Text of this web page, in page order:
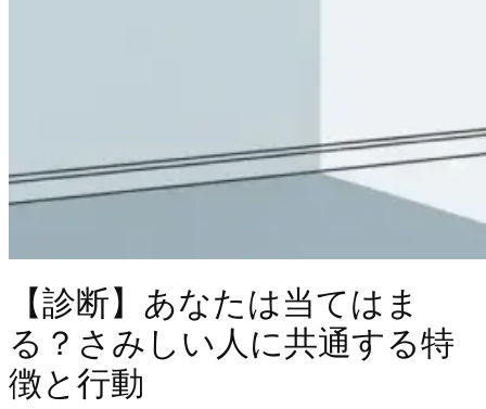
【診断】あなたは当てはま
る？さみしい人に共通する特
徴と行動